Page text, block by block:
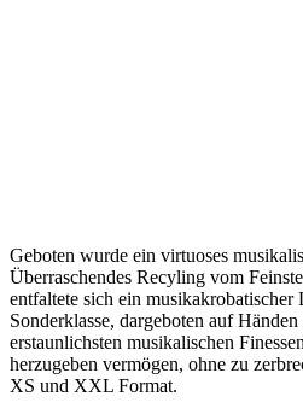
Geboten wurde ein virtuoses
Überraschendes Recyling vom
entfaltete sich ein musikakrobatischer
Sonderklasse, dargeboten auf
erstaunlichsten musikalischen
herzugeben vermögen, ohne zu
XS und XXL Format.